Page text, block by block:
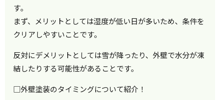
す。
まず、メリットとしては湿度が低い日が多いため、条件を
クリアしやすいことです。
反対にデメリットとしては雪が降ったり、外壁で水分が凍
結したりする可能性があることです。
□外壁塗装のタイミングについて紹介！